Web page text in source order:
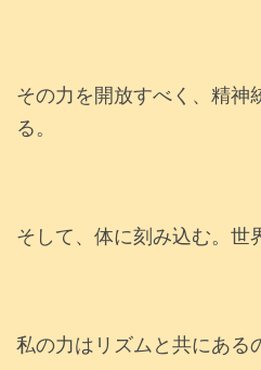
その力を開放すべく、精神
る。
そして、体に刻み込む。世
私の力はリズムと共にある